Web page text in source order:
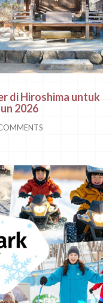
di Hiroshima untuk
2026